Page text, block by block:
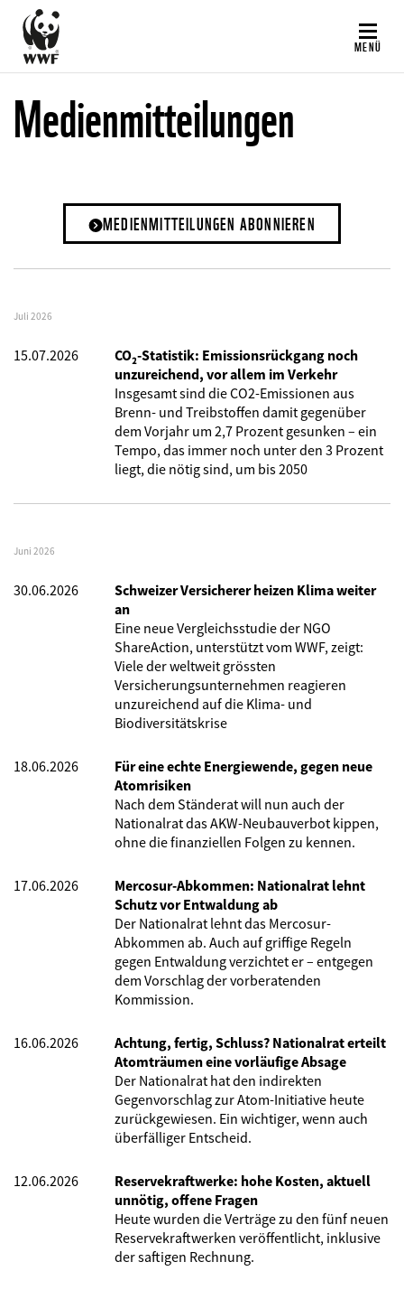
Direkt
zum
Inhalt
MENÜ
Medienmitteilungen
MEDIENMITTEILUNGEN ABONNIEREN
Juli 2026
15.07.2026
CO₂-Statistik: Emissionsrückgang noch
unzureichend, vor allem im Verkehr
Insgesamt sind die CO2-Emissionen aus
Brenn- und Treibstoffen damit gegenüber
dem Vorjahr um 2,7 Prozent gesunken – ein
Tempo, das immer noch unter den 3 Prozent
liegt, die nötig sind, um bis 2050
Juni 2026
30.06.2026
Schweizer Versicherer heizen Klima weiter
an
Eine neue Vergleichsstudie der NGO
ShareAction, unterstützt vom WWF, zeigt:
Viele der weltweit grössten
Versicherungsunternehmen reagieren
unzureichend auf die Klima- und
Biodiversitätskrise
18.06.2026
Für eine echte Energiewende, gegen neue
Atomrisiken
Nach dem Ständerat will nun auch der
Nationalrat das AKW-Neubauverbot kippen,
ohne die finanziellen Folgen zu kennen.
17.06.2026
Mercosur-Abkommen: Nationalrat lehnt
Schutz vor Entwaldung ab
Der Nationalrat lehnt das Mercosur-
Abkommen ab. Auch auf griffige Regeln
gegen Entwaldung verzichtet er – entgegen
dem Vorschlag der vorberatenden
Kommission.
16.06.2026
Achtung, fertig, Schluss? Nationalrat erteilt
Atomträumen eine vorläufige Absage
Der Nationalrat hat den indirekten
Gegenvorschlag zur Atom-Initiative heute
zurückgewiesen. Ein wichtiger, wenn auch
überfälliger Entscheid.
12.06.2026
Reservekraftwerke: hohe Kosten, aktuell
unnötig, offene Fragen
Heute wurden die Verträge zu den fünf neuen
Reservekraftwerken veröffentlicht, inklusive
der saftigen Rechnung.